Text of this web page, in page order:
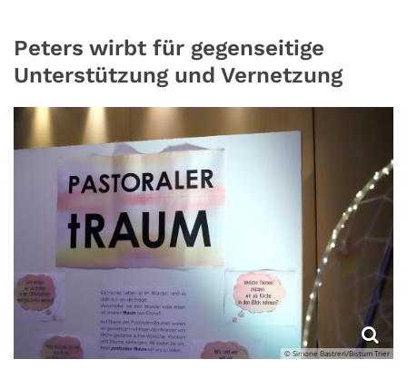
Peters wirbt für gegenseitige
Unterstützung und Vernetzung
© Simone Bastreri/Bistum Trier